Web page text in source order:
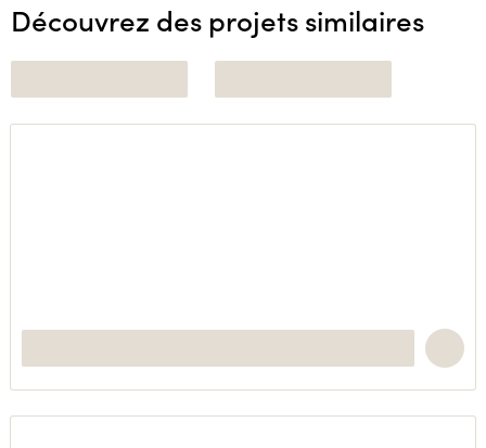
Découvrez des projets similaires